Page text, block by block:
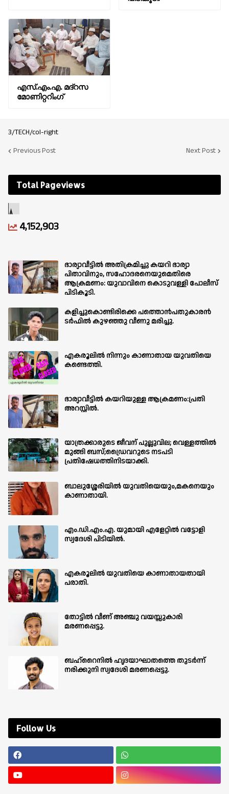
എസ്.എം.എ. മദ്റസ
മോണിറ്ററിംഗ്
3/TECH/col-right
Previous Post
Next Post
Total Pageviews
4,152,903
ഭാര്യാവീട്ടിൽ അതിക്രമിച്ചു കയറി ഭാര്യാ
പിതാവിനും, സഹോദരനെയുമെതിരെ
ആക്രമണം: യുവാവിനെ കൊടുവള്ളി പോലീസ്
പിടികൂടി.
കളിച്ചുകൊണ്ടിരിക്കെ പത്തൊൻപതുകാരൻ
ടർഫിൽ കുഴഞ്ഞു വീണു മരിച്ചു.
എകരൂലിൽ നിന്നും കാണാതായ യുവതിയെ
കണ്ടെത്തി.
ഭാര്യാവീട്ടിൽ കയറിയുള്ള ആക്രമണം:പ്രതി
അറസ്റ്റിൽ.
യാത്രക്കാരുടെ ജീവന് പുല്ലുവില; വെള്ളത്തിൽ
മുങ്ങി ബസ്;ഡ്രൈവറുടെ നടപടി
പ്രതിഷേധത്തിനിടയാക്കി.
ബാലുശ്ശേരിയില്‍ യുവതിയെയും,മകനെയും
കാണാതായി.
എം.ഡി.എം.എ. യുമായി എളേറ്റിൽ വട്ടോളി
സ്വദേശി പിടിയിൽ.
എകരൂലിൽ യുവതിയെ കാണാതായതായി
പരാതി.
തോട്ടിൽ വീണ് അഞ്ചു വയസ്സുകാരി
മരണപ്പെട്ടു.
ബഹ്‌റൈനിൽ ഹൃദയാഘാതത്തെ തുടർന്ന്
നരിക്കുനി സ്വദേശി മരണപ്പെട്ടു.
Follow Us